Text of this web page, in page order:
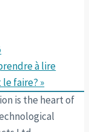
à lire
faire? »
is the heart of